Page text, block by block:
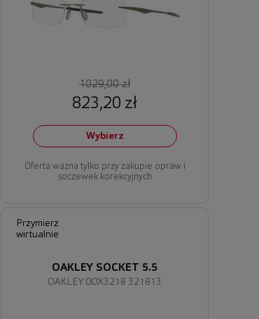
1029,00 zł
823,20 zł
Wybierz
Oferta ważna tylko przy zakupie opraw i
soczewek korekcyjnych
Przymierz
wirtualnie
OAKLEY 0OX3218 321813
OAKLEY SOCKET 5.5